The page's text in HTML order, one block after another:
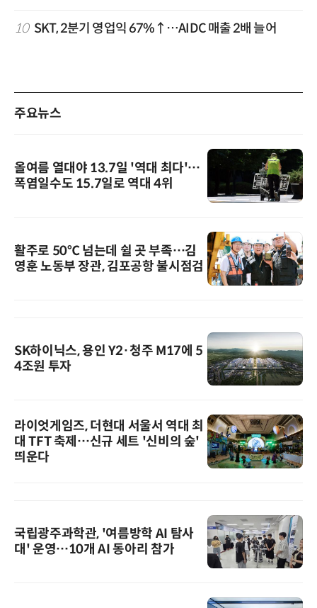
10 SKT, 2분기 영업익 67%↑…AIDC 매출 2배 늘어
주요뉴스
올여름 열대야 13.7일 '역대 최다'…
폭염일수도 15.7일로 역대 4위
활주로 50℃ 넘는데 쉴 곳 부족…김
영훈 노동부 장관, 김포공항 불시점검
SK하이닉스, 용인 Y2·청주 M17에 5
4조원 투자
라이엇게임즈, 더현대 서울서 역대 최
대 TFT 축제…신규 세트 '신비의 숲'
띄운다
국립광주과학관, '여름방학 AI 탐사
대' 운영…10개 AI 동아리 참가